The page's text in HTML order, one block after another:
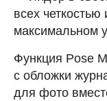
всех
максимальном
Функция Pose
с обложки
для фото